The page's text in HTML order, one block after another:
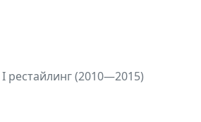
рестайлинг (2010—2015)